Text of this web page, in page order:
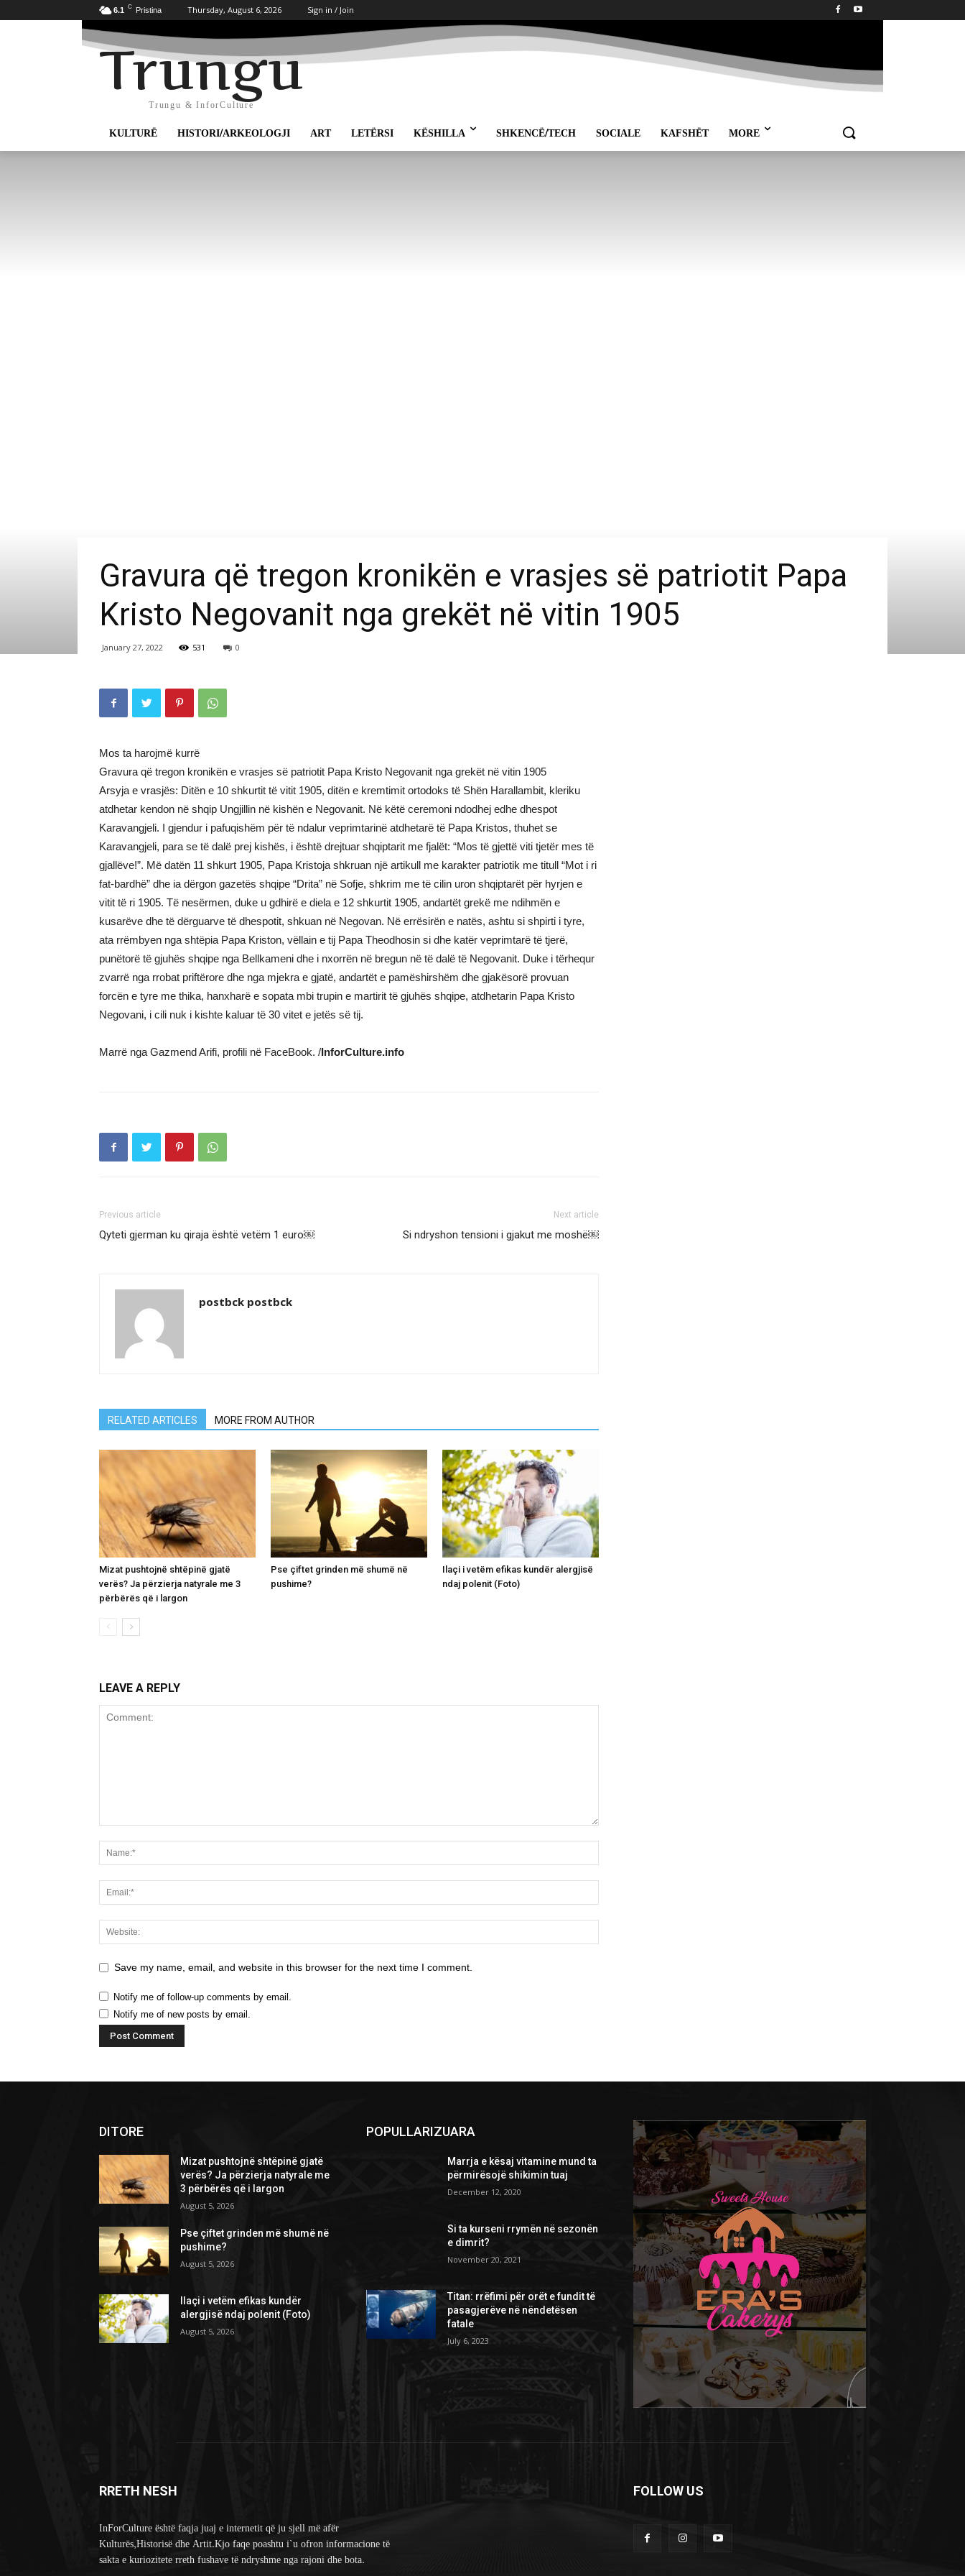
6.1 C Pristina Thursday, August 6, 2026 Sign in / Join
Trungu
Trungu & InforCulture
KULTURË HISTORI/ARKEOLOGJI ART LETËRSI KËSHILLA SHKENCË/TECH SOCIALE KAFSHËT MORE
Gravura që tregon kronikën e vrasjes së patriotit Papa
Kristo Negovanit nga grekët në vitin 1905
January 27, 2022 531 0
Mos ta harojmë kurrë
Gravura që tregon kronikën e vrasjes së patriotit Papa Kristo Negovanit nga grekët në vitin 1905
Arsyja e vrasjës: Ditën e 10 shkurtit të vitit 1905, ditën e kremtimit ortodoks të Shën Harallambit, kleriku
atdhetar kendon në shqip Ungjillin në kishën e Negovanit. Në këtë ceremoni ndodhej edhe dhespot
Karavangjeli. I gjendur i pafuqishëm për të ndalur veprimtarinë atdhetarë të Papa Kristos, thuhet se
Karavangjeli, para se të dalë prej kishës, i është drejtuar shqiptarit me fjalët: “Mos të gjettë viti tjetër mes të
gjallëve!”. Më datën 11 shkurt 1905, Papa Kristoja shkruan një artikull me karakter patriotik me titull “Mot i ri
fat-bardhë” dhe ia dërgon gazetës shqipe “Drita” në Sofje, shkrim me të cilin uron shqiptarët për hyrjen e
vitit të ri 1905. Të nesërmen, duke u gdhirë e diela e 12 shkurtit 1905, andartët grekë me ndihmën e
kusarëve dhe të dërguarve të dhespotit, shkuan në Negovan. Në errësirën e natës, ashtu si shpirti i tyre,
ata rrëmbyen nga shtëpia Papa Kriston, vëllain e tij Papa Theodhosin si dhe katër veprimtarë të tjerë,
punëtorë të gjuhës shqipe nga Bellkameni dhe i nxorrën në bregun në të dalë të Negovanit. Duke i tërhequr
zvarrë nga rrobat priftërore dhe nga mjekra e gjatë, andartët e pamëshirshëm dhe gjakësorë provuan
forcën e tyre me thika, hanxharë e sopata mbi trupin e martirit të gjuhës shqipe, atdhetarin Papa Kristo
Negovani, i cili nuk i kishte kaluar të 30 vitet e jetës së tij.
Marrë nga Gazmend Arifi, profili në FaceBook. /InforCulture.info
Previous article
Qyteti gjerman ku qiraja është vetëm 1 euro￼
Next article
Si ndryshon tensioni i gjakut me moshë￼
postbck postbck
RELATED ARTICLES MORE FROM AUTHOR
Mizat pushtojnë shtëpinë gjatë
verës? Ja përzierja natyrale me 3
përbërës që i largon
Pse çiftet grinden më shumë në
pushime?
Ilaçi i vetëm efikas kundër alergjisë
ndaj polenit (Foto)
LEAVE A REPLY
Save my name, email, and website in this browser for the next time I comment.
Notify me of follow-up comments by email.
Notify me of new posts by email.
DITORE
Mizat pushtojnë shtëpinë gjatë
verës? Ja përzierja natyrale me
3 përbërës që i largon
August 5, 2026
Pse çiftet grinden më shumë në
pushime?
August 5, 2026
Ilaçi i vetëm efikas kundër
alergjisë ndaj polenit (Foto)
August 5, 2026
POPULLARIZUARA
Marrja e kësaj vitamine mund ta
përmirësojë shikimin tuaj
December 12, 2020
Si ta kurseni rrymën në sezonën
e dimrit?
November 20, 2021
Titan: rrëfimi për orët e fundit të
pasagjerëve në nëndetësen
fatale
July 6, 2023
RRETH NESH
InForCulture është faqja juaj e internetit që ju sjell më afër
Kulturës,Historisë dhe Artit.Kjo faqe poashtu i`u ofron informacione të
sakta e kuriozitete rreth fushave të ndryshme nga rajoni dhe bota.
FOLLOW US